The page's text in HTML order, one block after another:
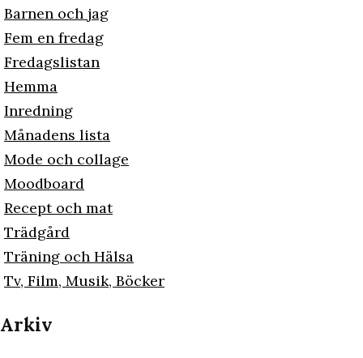
Barnen och jag
Fem en fredag
Fredagslistan
Hemma
Inredning
Månadens lista
Mode och collage
Moodboard
Recept och mat
Trädgård
Träning och Hälsa
Tv, Film, Musik, Böcker
Arkiv